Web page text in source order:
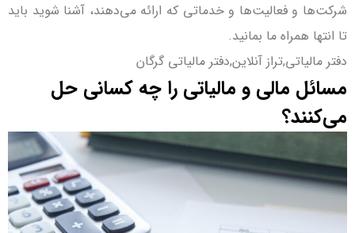
شرکت‌ها و فعالیت‌ها و خدماتی که ارائه می‌دهند، آشنا شوید باید
تا انتها همراه ما بمانید.
دفتر مالیاتی,تراز آنلاین,دفتر مالیاتی گرگان
مسائل مالی و مالیاتی را چه کسانی حل
می‌کنند؟